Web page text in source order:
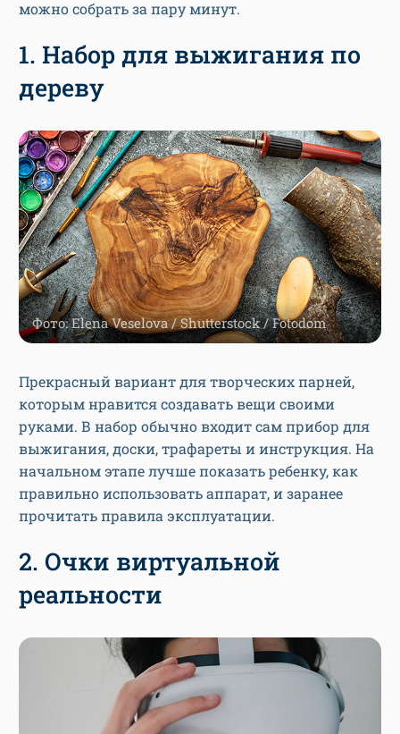
можно собрать за пару минут.
1. Набор для выжигания по
дереву
Фото: Elena Veselova / Shutterstock / Fotodom
Прекрасный вариант для творческих парней,
которым нравится создавать вещи своими
руками. В набор обычно входит сам прибор для
выжигания, доски, трафареты и инструкция. На
начальном этапе лучше показать ребенку, как
правильно использовать аппарат, и заранее
прочитать правила эксплуатации.
2. Очки виртуальной
реальности